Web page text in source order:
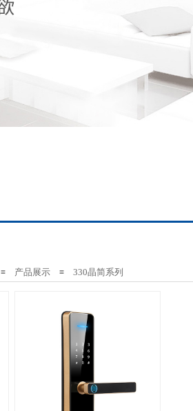
≡ 产品展示 ≡ 330晶简系列